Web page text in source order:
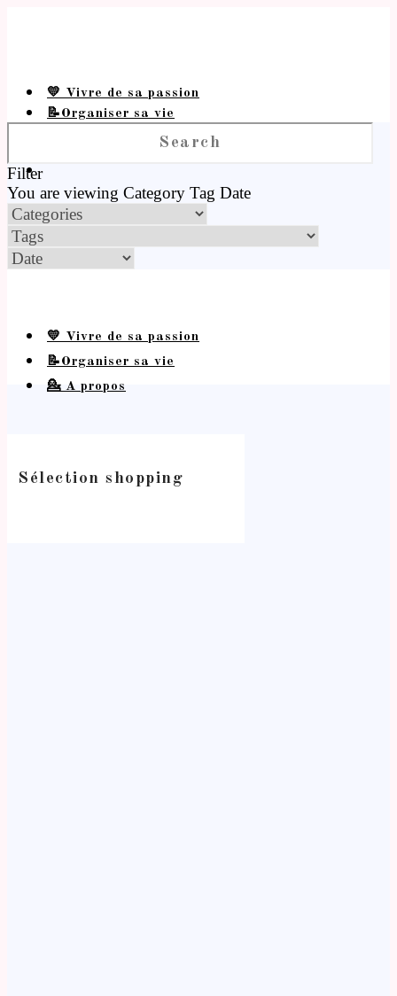
💛 Vivre de sa passion
📝Organiser sa vie
Filter
You are viewing Category Tag Date
💛 Vivre de sa passion
📝Organiser sa vie
💁 A propos
Sélection shopping